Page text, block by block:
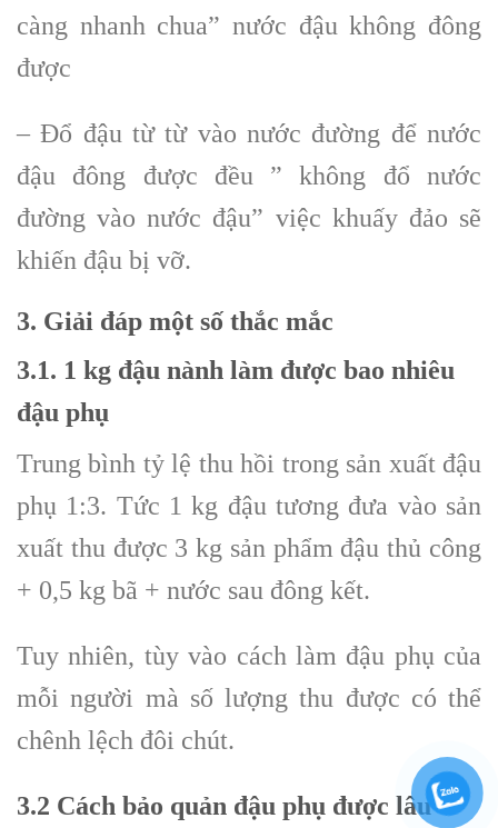
càng nhanh chua” nước đậu không đông
được
– Đổ đậu từ từ vào nước đường để nước
đậu đông được đều ” không đổ nước
đường vào nước đậu” việc khuấy đảo sẽ
khiến đậu bị vỡ.
3. Giải đáp một số thắc mắc
3.1. 1 kg đậu nành làm được bao nhiêu
đậu phụ
Trung bình tỷ lệ thu hồi trong sản xuất đậu
phụ 1:3. Tức 1 kg đậu tương đưa vào sản
xuất thu được 3 kg sản phẩm đậu thủ công
+ 0,5 kg bã + nước sau đông kết.
Tuy nhiên, tùy vào cách làm đậu phụ của
mỗi người mà số lượng thu được có thể
chênh lệch đôi chút.
3.2 Cách bảo quản đậu phụ được lâu